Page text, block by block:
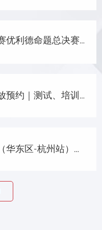
第二十一届研电赛优利德命题总决赛晋级名单及企业专项奖名单公示
优利德实验室开放预约｜测试、培训、选型一站式服务
优利德测试仪器（华东区-杭州站）产品交流会圆满落幕